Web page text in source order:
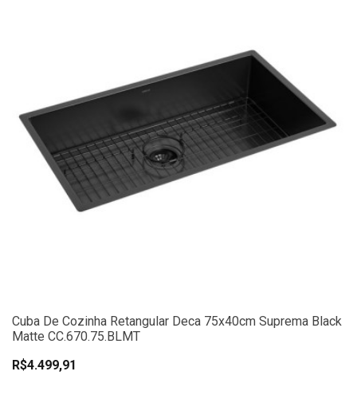
Cuba De Cozinha Retangular Deca 75x40cm Suprema Black
Matte CC.670.75.BLMT
R$4.499,91